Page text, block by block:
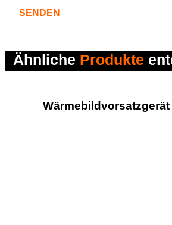
Ähnliche Produkte
Wärmebildvorsatzgerät